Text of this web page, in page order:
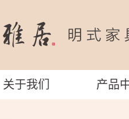
关于我们 产品